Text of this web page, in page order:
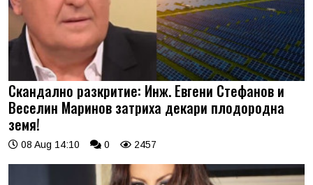
Скандално разкритие: Инж. Евгени Стефанов и
Веселин Маринов затриха декари плодородна
земя!
08 Aug 14:10 0 2457